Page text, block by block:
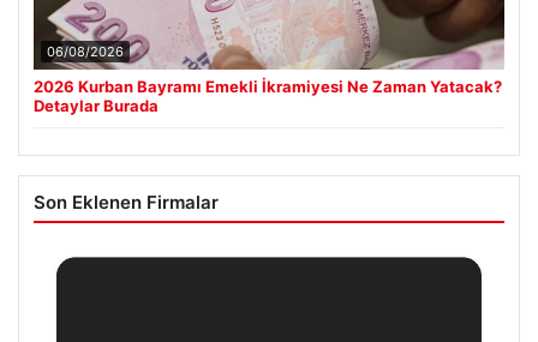
06/08/2026
2026 Kurban Bayramı Emekli İkramiyesi Ne Zaman Yatacak?
Detaylar Burada
Son Eklenen Firmalar